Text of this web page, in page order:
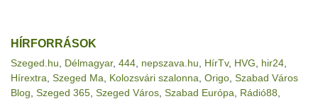
HÍRFORRÁSOK
Szeged.hu Délmagyar, 444 nepszava.hu HírTv, HVG hir24
Hírextra Szeged Ma Kolozsvári szalonna Origo Szabad Város
Blog Szeged 365 Szeged Város Szabad Európa Rádió88